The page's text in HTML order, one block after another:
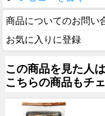
商品についてのお問い
お気に入りに登録
この商品を見た人は
こちらの商品もチ